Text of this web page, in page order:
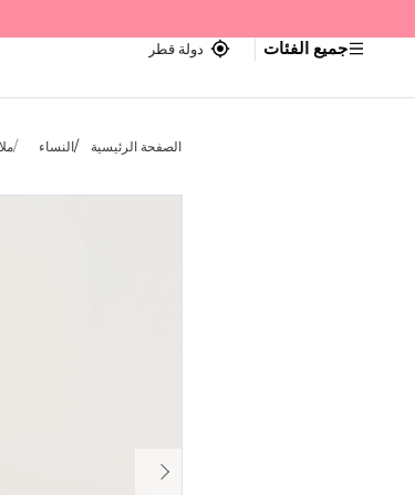
جميع الفئات دولة قطر
الصفحة الرئيسية النساء